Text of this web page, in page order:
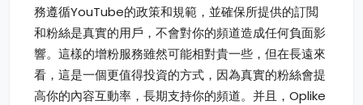
務遵循YouTube的政策和規範，並確保所提供的訂閲
和粉絲是真實的用戶，不會對你的頻道造成任何負面影
響。這樣的增粉服務雖然可能相對貴一些，但在長遠來
看，這是一個更值得投資的方式，因為真實的粉絲會提
高你的內容互動率，長期支持你的頻道。并且，Oplike